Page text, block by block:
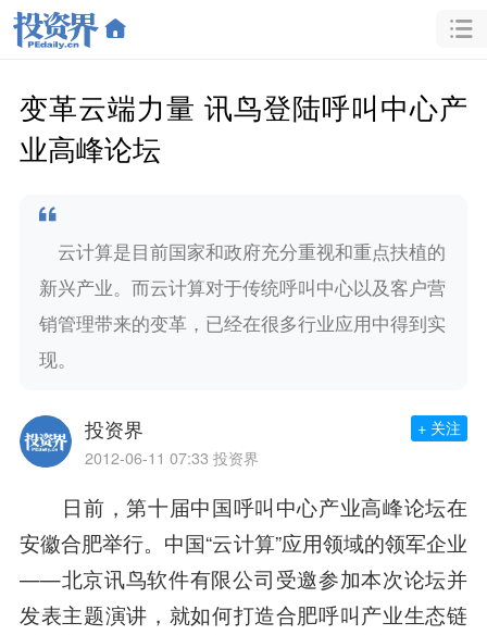
变革云端力量 讯鸟登陆呼叫中心产
业高峰论坛
云计算是目前国家和政府充分重视和重点扶植的
新兴产业。而云计算对于传统呼叫中心以及客户营
销管理带来的变革，已经在很多行业应用中得到实
现。
投资界
2012-06-11 07:33 投资界
+ 关注
日前，第十届中国呼叫中心产业高峰论坛在
安徽合肥举行。中国“云计算”应用领域的领军企业
——北京讯鸟软件有限公司受邀参加本次论坛并
发表主题演讲，就如何打造合肥呼叫产业生态链